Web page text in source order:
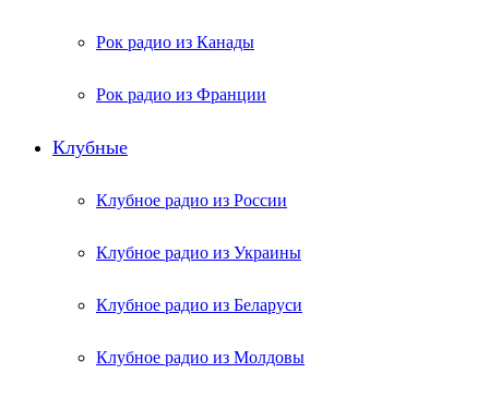
Рок радио из Канады
Рок радио из Франции
Клубные
Клубное радио из России
Клубное радио из Украины
Клубное радио из Беларуси
Клубное радио из Молдовы